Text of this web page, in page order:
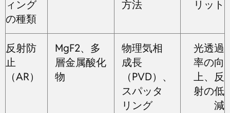
ィング
の種類
方法 リット
反射防
止
（AR）
MgF2、多
層金属酸化
物
物理気相
成長
（PVD）、
スパッタ
リング
光透過
率の向
上、反
射の低
減